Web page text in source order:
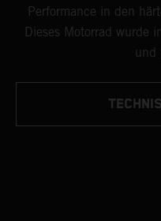
Performance in den
Dieses Motorrad wurde
und